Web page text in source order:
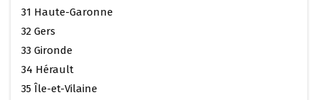
31 Haute-Garonne
32 Gers
33 Gironde
34 Hérault
35 Île-et-Vilaine